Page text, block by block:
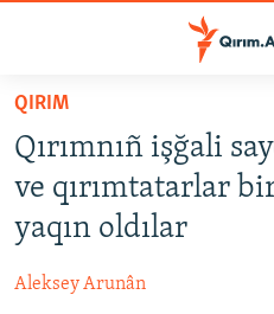
Esas
qaytmaq
Baş
navigatsiyağa
qaytmaq
Qıdıruvğa
qaytmaq
SİYASET
İQTİSADİYAT
MEDENİYET
QIRIM
Qırımnıñ işğali
ve qırımtatarlar
yaqın oldılar
Aleksey Arunân